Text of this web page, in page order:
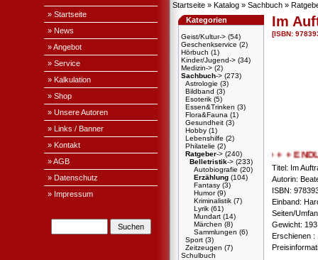
» Startseite
» News
» Angebot
» Service
» Kalkulation
» Shop
» Unsere Autoren
» Links / Banner
» Kontakt
» AGB
» Datenschutz
» Impressum
Startseite » Katalog » Sachbuch »
Kategorien
Geist/Kultur-> (54)
Geschenkservice (2)
Hörbuch (1)
Kinder/Jugend-> (34)
Medizin-> (2)
Sachbuch-> (273)
Astrologie (3)
Bildband (3)
Esoterik (5)
Essen&Trinken (3)
Flora&Fauna (1)
Gesundheit (3)
Hobby (1)
Lebenshilfe (2)
Philatelie (2)
Ratgeber-> (240)
Belletristik-> (233)
Autobiografie (20)
Erzählung (104)
Fantasy (3)
Humor(9)
Kriminalistik (7)
Lyrik (61)
Mundart (14)
Märchen (8)
Sammlungen (6)
Sport (3)
Zeitzeugen (7)
Schulbuch
Im
[ISBN:
+ + +
Titel: Im
Autorin:
ISBN:
Einband:
Seiten/
Gewicht:
Erschienen :